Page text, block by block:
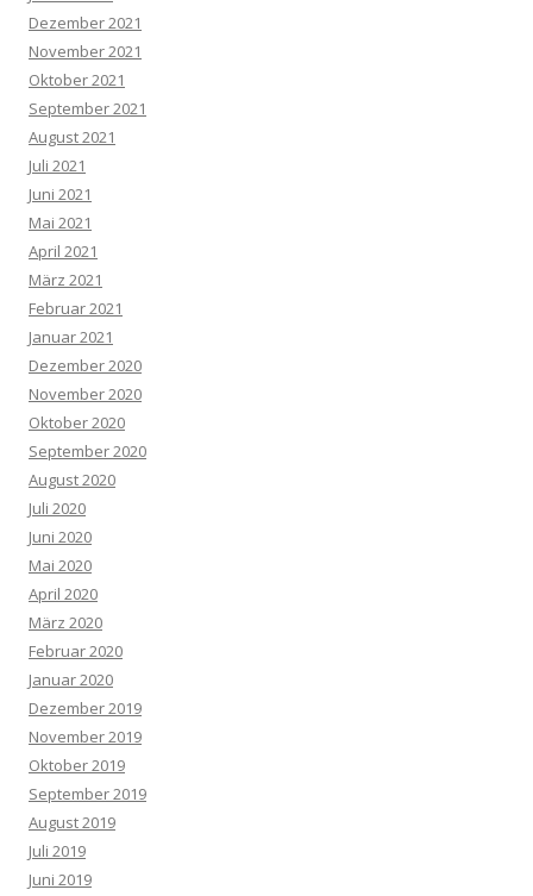
Dezember 2021
November 2021
Oktober 2021
September 2021
August 2021
Juli 2021
Juni 2021
Mai 2021
April 2021
März 2021
Februar 2021
Januar 2021
Dezember 2020
November 2020
Oktober 2020
September 2020
August 2020
Juli 2020
Juni 2020
Mai 2020
April 2020
März 2020
Februar 2020
Januar 2020
Dezember 2019
November 2019
Oktober 2019
September 2019
August 2019
Juli 2019
Juni 2019